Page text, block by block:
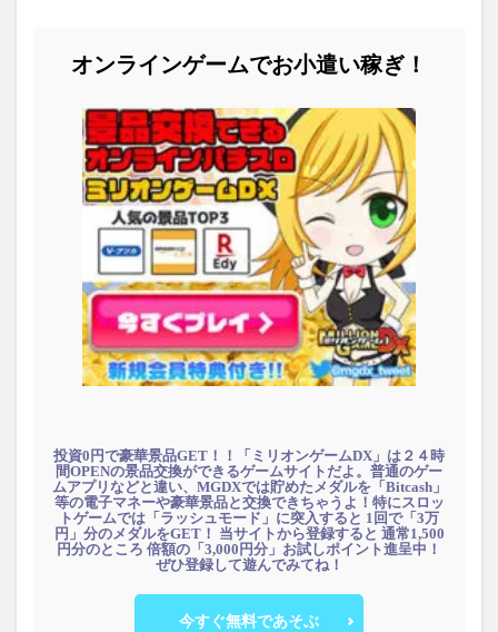
オンラインゲームでお小遣い稼ぎ！
投資0円で豪華景品GET！！「ミリオンゲームDX」は２４時
間OPENの景品交換ができるゲームサイトだよ。普通のゲー
ムアプリなどと違い、MGDXでは貯めたメダルを「Bitcash」
等の電子マネーや豪華景品と交換できちゃうよ！特にスロッ
トゲームでは「ラッシュモード」に突入すると 1回で「3万
円」分のメダルをGET！ 当サイトから登録すると 通常1,500
円分のところ 倍額の「3,000円分」お試しポイント進呈中！
ぜひ登録して遊んでみてね！
今すぐ無料であそぶ